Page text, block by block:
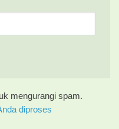
mengurangi spam.
diproses